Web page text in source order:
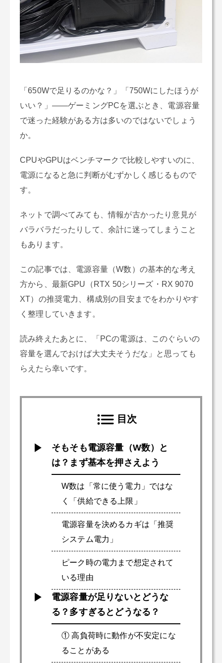
「650Wで足りるのかな？」「750Wにしたほうが
いい？」――ゲーミングPCを選ぶとき、電源容量
で迷った経験がある方は多いのではないでしょう
か。
CPUやGPUはベンチマークで比較しやすいのに、
電源になると急に判断がむずかしく感じるもので
す。
ネットで調べてみても、情報が古かったり意見が
バラバラだったりして、余計に迷ってしまうこと
もあります。
この記事では、電源容量（W数）の基本的な考え
方から、最新GPU（RTX 50シリーズ・RX 9070
XT）の推奨電力、構成別の目安までをわかりやす
く整理していきます。
読み終えたあとに、「PCの電源は、このぐらいの
容量を選んでおけば大丈夫そうだな」と思っても
らえたら幸いです。
目次
そもそも電源容量（W数）と
は？まず基本を押さえよう
W数は「常に使う電力」ではな
く「供給できる上限」
電源容量を決めるカギは「推奨
システム電力」
ピーク時の電力まで想定されて
いる理由
電源容量が足りないとどうな
る？多すぎるとどうなる？
① 高負荷時に動作が不安定にな
ることがある